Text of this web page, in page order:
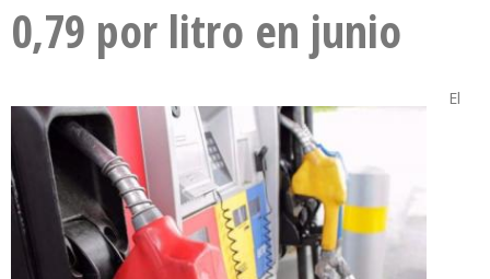
0,79 por litro en junio
El